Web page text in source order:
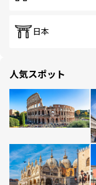
日本
人気スポット